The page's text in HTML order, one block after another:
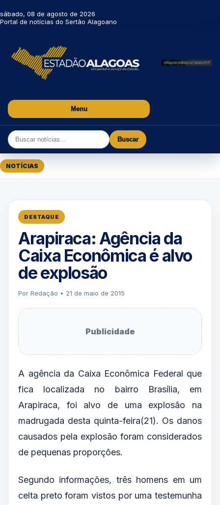
sábado, 08 de agosto de 2026
Portal de notícias do Sertão Alagoano
Menu
Buscar
NOTÍCIAS
DESTAQUE
Arapiraca: Agência da
Caixa Econômica é alvo
de explosão
Por Redação • 21 de maio de 2015
Publicidade
A agência da Caixa Econômica Federal que
fica localizada no bairro Brasília, em
Arapiraca, foi alvo de uma explosão na
madrugada desta quinta-feira(21). Os danos
causados pela explosão foram considerados
de pequenas proporções.
Segundo informações, três homens em um
celta preto foram vistos por uma testemunha